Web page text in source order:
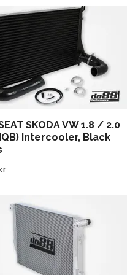
SKODA VW 1.8 / 2.0
Intercooler, Black